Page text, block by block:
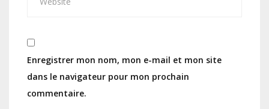
Enregistrer mon nom, mon e-mail et mon site
dans le navigateur pour mon prochain
commentaire.